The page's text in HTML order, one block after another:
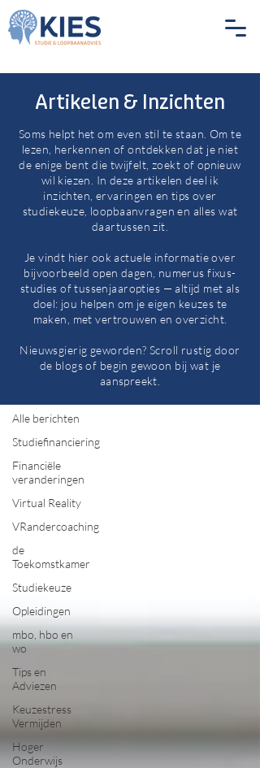
Blog
Alle berichten
Studiefinanciering
Financiële
veranderingen
Virtual Reality
VRandercoaching
de
Toekomstkamer
Studiekeuze
Opleidingen
mbo, hbo en
wo
Tips en
Adviezen
Keuzestress
Vermijden
Hoger
Onderwijs
Artikelen & Inzichten
Soms helpt het om even stil te staan. Om te
lezen, herkennen of ontdekken dat je niet
de enige bent die twijfelt, zoekt of opnieuw
wil kiezen. In deze artikelen deel ik
inzichten, ervaringen en tips over
studiekeuze, loopbaanvragen en alles wat
daartussen zit.
Je vindt hier ook actuele informatie over
bijvoorbeeld open dagen, numerus fixus-
studies of tussenjaaropties — altijd met als
doel: jou helpen om je eigen keuzes te
maken, met vertrouwen en overzicht.
Nieuwsgierig geworden? Scroll rustig door
de blogs of begin gewoon bij wat je
aanspreekt.